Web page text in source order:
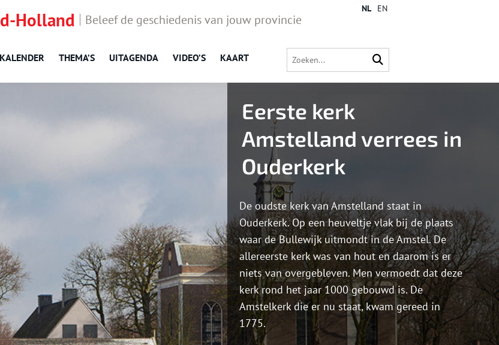
Holland Beleef de geschiedenis van jouw provincie
KALENDER THEMA’S UITAGENDA VIDEO’S KAART
NL EN
Eerste kerk
Amstelland verrees in
Ouderkerk
De oudste kerk van Amstelland staat in
Ouderkerk. Op een heuveltje vlak bij de plaats
waar de Bullewijk uitmondt in de Amstel. De
allereerste kerk was van hout en daarom is er
niets van overgebleven. Men vermoedt dat deze
kerk rond het jaar 1000 gebouwd is. De
Amstelkerk die er nu staat, kwam gereed in
1775.